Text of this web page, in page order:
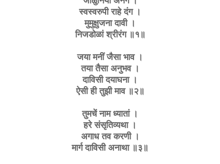
स्वस्वरुपी राहे दंग ।
मुमुक्षुजना दावी ।
निजडोळां श्रीरंग ॥१॥
जया मनीं जैसा भाव ।
तया तैसा अनुभव ।
दाविसी दयाघना ।
ऐसी ही तुझी माव ॥२॥
तुमचें नाम ध्यातां ।
हरे संसृतिव्यथा ।
अगाध तव करणी ।
मार्ग दाविसी अनाथा ॥३॥